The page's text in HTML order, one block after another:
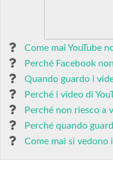
Come mai YouTube
Perché Facebook
Quando guardo i
Perché i video di
Perché non riesco a
Perché quando
Come mai si vedono